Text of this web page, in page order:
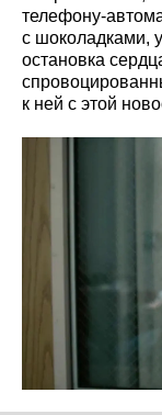
телефону-
с шоколадками,
остановка
к ней с этой